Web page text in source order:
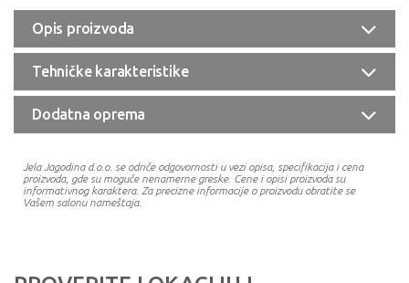
Opis proizvoda
Tehničke karakteristike
Dodatna oprema
Jela Jagodina d.o.o. se odriče odgovornosti u vezi opisa, specifikacija i cena
proizvoda, gde su moguće nenamerne greske. Cene i opisi proizvoda su
informativnog karaktera. Za precizne informacije o proizvodu obratite se
Vašem salonu nameštaja.